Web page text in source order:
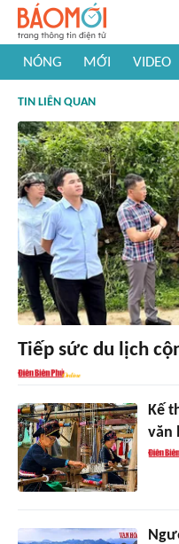
NÓNG MỚI VIDEO
#Khám phá thế giới
TIN LIÊN QUAN
Tiếp sức du lịch
Kế
văn